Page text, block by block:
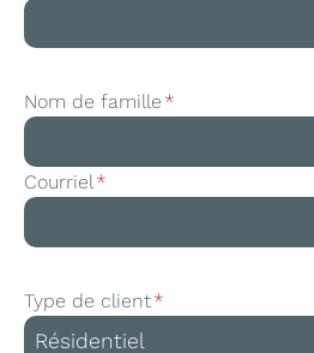
Nom de famille *
Courriel*
Type de client*